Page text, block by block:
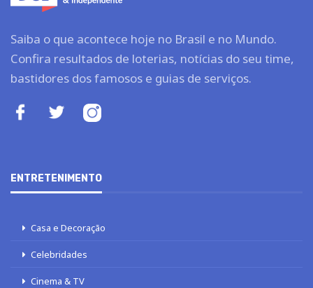
Saiba o que acontece hoje no Brasil e no Mundo.
Confira resultados de loterias, notícias do seu time,
bastidores dos famosos e guias de serviços.
ENTRETENIMENTO
Casa e Decoração
Celebridades
Cinema & TV